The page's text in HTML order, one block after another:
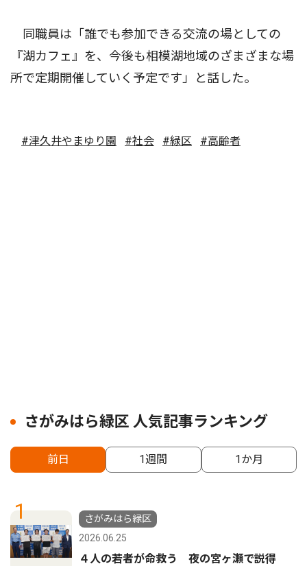
同職員は「誰でも参加できる交流の場としての
『湖カフェ』を、今後も相模湖地域のざまざまな場
所で定期開催していく予定です」と話した。
#津久井やまゆり園 #社会 #緑区 #高齢者
さがみはら緑区 人気記事ランキング
前日 1週間 1か月
1
さがみはら緑区
2026.06.25
４人の若者が命救う 夜の宮ヶ瀬で説得